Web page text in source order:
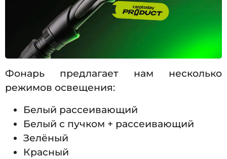
Фонарь предлагает нам несколько
режимов освещения:
Белый рассеивающий
Белый с пучком + рассеивающий
Зелёный
Красный